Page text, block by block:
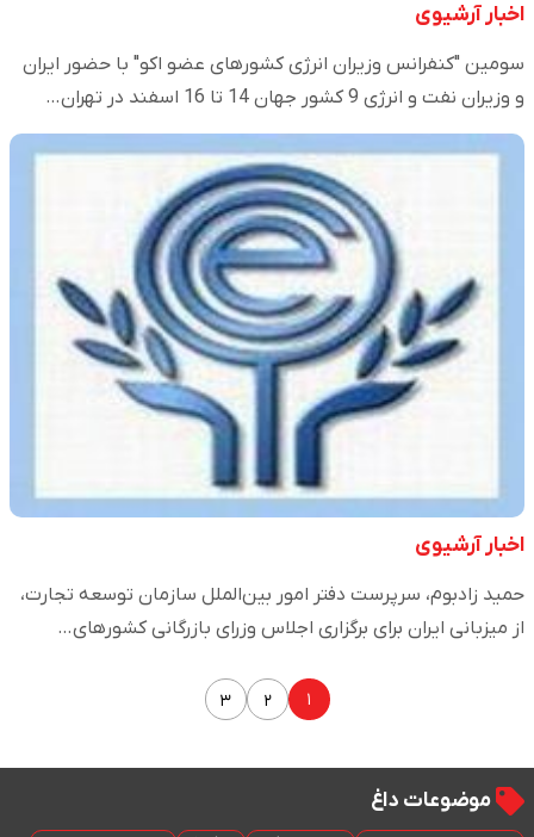
اخبار آرشیوی
سومین "کنفرانس وزیران انرژی کشورهای عضو اکو" با حضور ایران
و وزیران نفت و انرژی 9 کشور جهان 14 تا 16 اسفند در تهران…
اخبار آرشیوی
حمید زادبوم، سرپرست دفتر امور بین‌الملل سازمان توسعه تجارت،
از میزبانی ایران برای برگزاری اجلاس وزرای بازرگانی کشورهای…
۱ ۲ ۳
موضوعات داغ